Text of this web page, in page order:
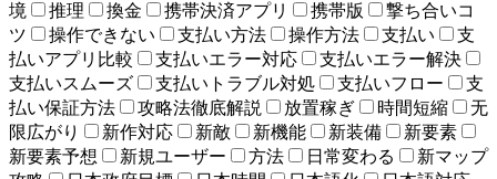
境
推理 換金 携帯決済アプリ 携帯版
撃ち合いコ
ツ
操作できない 支払い方法 操作方法 支払い
支
払いアプリ比較
支払いエラー対応
支払いエラー解決
支払いスムーズ
支払いトラブル対処 支払いフロー
支
払い保証方法
攻略法徹底解説 放置稼ぎ 時間短縮
无
限広がり
新作対応 新敵 新機能 新装備
新要素
新要素予想
新規ユーザー 方法 日常変わる
新マップ